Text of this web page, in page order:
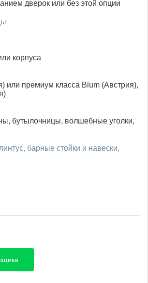
дверок или без этой опции
корпуса
или премиум класса Blum (Австрия),
бутылочницы, волшебные уголки,
барные стойки и навески,